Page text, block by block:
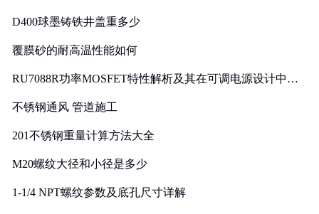
D400球墨铸铁井盖重多少
覆膜砂的耐高温性能如何
RU7088R功率MOSFET特性解析及其在可调电源设计中的
不锈钢通风 管道施工
201不锈钢重量计算方法大全
M20螺纹大径和小径是多少
1-1/4 NPT螺纹参数及底孔尺寸详解